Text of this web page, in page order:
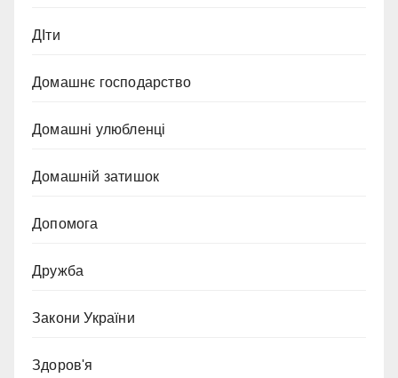
ДІти
Домашнє господарство
Домашні улюбленці
Домашній затишок
Допомога
Дружба
Закони України
Здоров'я